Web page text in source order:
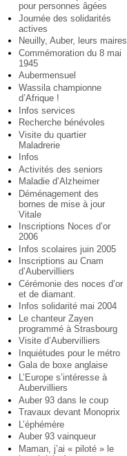
pour personnes âgées
Journée des solidarités
actives
Neuilly, Auber, leurs maires
Commémoration du 8 mai
1945
Aubermensuel
Wassila championne
d’Afrique !
Infos services
Recherche bénévoles
Visite du quartier
Maladrerie
Infos
Activités des seniors
Maladie d’Alzheimer
Déménagement des
bornes de mise à jour
Vitale
Inscriptions Noces d’or
2006
Infos scolaires juin 2005
Inscriptions au Cnam
d’Aubervilliers
Cérémonie des noces d’or
et de diamant.
Infos solidarité mai 2004
Le chanteur Zayen
programmé à Strasbourg
Visite d’Aubervilliers
Inquiétudes pour le métro
Gala de boxe anglaise
L’Europe s’intéresse à
Aubervilliers
Auber 93 dans le coup
Travaux devant Monoprix
L’éphémère
Auber 93 vainqueur
Maman, j’ai « piloté » le